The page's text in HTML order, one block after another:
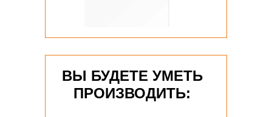
ВЫ БУДЕТЕ УМЕТЬ
ПРОИЗВОДИТЬ: